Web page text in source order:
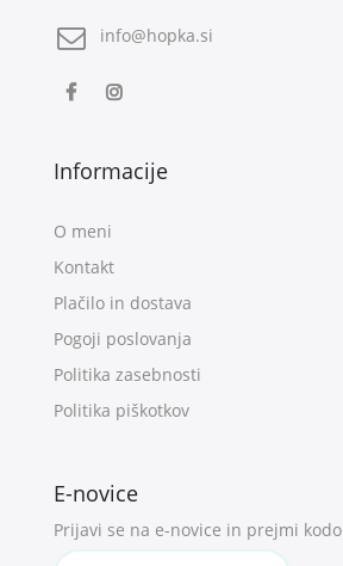
info@hopka.si
Informacije
O meni
Kontakt
Plačilo in dostava
Pogoji poslovanja
Politika zasebnosti
Politika piškotkov
E-novice
Prijavi se na e-novice in prejmi